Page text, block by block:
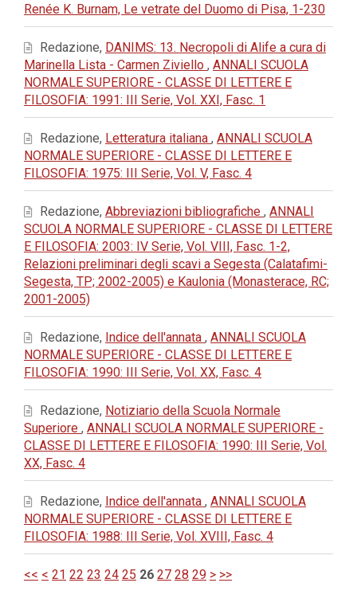
Renée K. Burnam, Le vetrate del Duomo di Pisa, 1-230
Redazione, DANIMS: 13. Necropoli di Alife a cura di
Marinella Lista - Carmen Ziviello , ANNALI SCUOLA
NORMALE SUPERIORE - CLASSE DI LETTERE E
FILOSOFIA: 1991: III Serie, Vol. XXI, Fasc. 1
Redazione, Letteratura italiana , ANNALI SCUOLA
NORMALE SUPERIORE - CLASSE DI LETTERE E
FILOSOFIA: 1975: III Serie, Vol. V, Fasc. 4
Redazione, Abbreviazioni bibliografiche , ANNALI
SCUOLA NORMALE SUPERIORE - CLASSE DI LETTERE
E FILOSOFIA: 2003: IV Serie, Vol. VIII, Fasc. 1-2,
Relazioni preliminari degli scavi a Segesta (Calatafimi-
Segesta, TP; 2002-2005) e Kaulonia (Monasterace, RC;
2001-2005)
Redazione, Indice dell'annata , ANNALI SCUOLA
NORMALE SUPERIORE - CLASSE DI LETTERE E
FILOSOFIA: 1990: III Serie, Vol. XX, Fasc. 4
Redazione, Notiziario della Scuola Normale
Superiore , ANNALI SCUOLA NORMALE SUPERIORE -
CLASSE DI LETTERE E FILOSOFIA: 1990: III Serie, Vol.
XX, Fasc. 4
Redazione, Indice dell'annata , ANNALI SCUOLA
NORMALE SUPERIORE - CLASSE DI LETTERE E
FILOSOFIA: 1988: III Serie, Vol. XVIII, Fasc. 4
<< < 21 22 23 24 25 26 27 28 29 > >>